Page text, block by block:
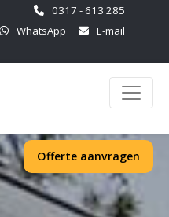
0317 - 613 285
WhatsApp
E-mail
Offerte aanvragen